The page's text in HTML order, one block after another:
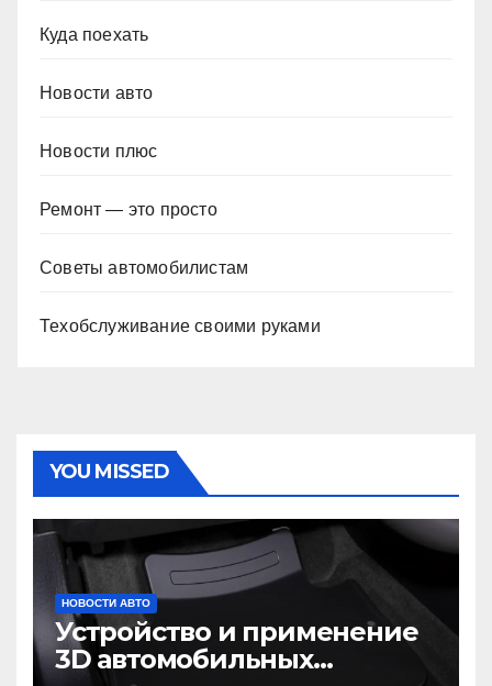
Куда поехать
Новости авто
Новости плюс
Ремонт — это просто
Советы автомобилистам
Техобслуживание своими руками
YOU MISSED
НОВОСТИ АВТО
Устройство и применение
3D автомобильных